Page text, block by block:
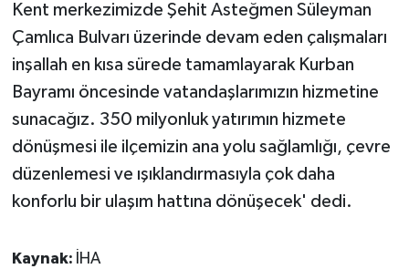
Kent merkezimizde Şehit Asteğmen Süleyman
Çamlıca Bulvarı üzerinde devam eden çalışmaları
inşallah en kısa sürede tamamlayarak Kurban
Bayramı öncesinde vatandaşlarımızın hizmetine
sunacağız. 350 milyonluk yatırımın hizmete
dönüşmesi ile ilçemizin ana yolu sağlamlığı, çevre
düzenlemesi ve ışıklandırmasıyla çok daha
konforlu bir ulaşım hattına dönüşecek' dedi.
Kaynak: İHA